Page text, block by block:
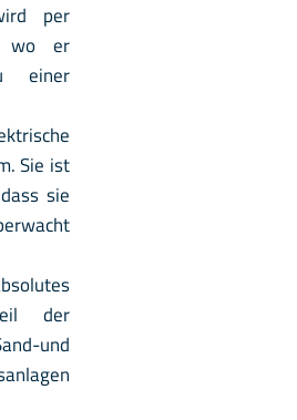
per
wo er
einer
Sie ist
sie
der
und